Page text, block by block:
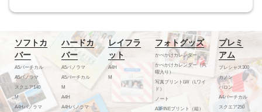
ソフトカ
バー
A5バーチカル
A5パノラマ
スクエア140
M
A4Hパノラマ
ハードカ
バー
A5パノラマ
A5バーチカル
M
A4H
A4Hパノラマ
レイフラ
ット
A4H
M
フォトグッズ
かべかけカレンダー
かべかけカレンダー（六
曜入り）
写真プリントLW（Lワイ
ド）
ノート
A3FINEプリント（縦）
プレミ
アム
プレシャス300
カノン
バロン
A4バーチカル
スクエア250